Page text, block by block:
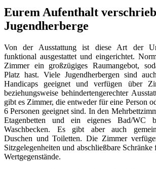
Eurem Aufenthalt
Jugendherberge
Von der Ausstattung ist diese Art der
funktional ausgestattet und eingerichtet.
Zimmer ein großzügiges Raumangebot,
Platz hast. Viele Jugendherbergen sind
Handicaps geeignet und verfügen über
beziehungsweise behindertengerechter
gibt es Zimmer, die entweder für eine Person
6 Personen geeignet sind. In den
Etagenbetten und ein eigenes Bad/WC
Waschbecken. Es gibt aber auch
Duschen und Toiletten. Die Zimmer
Sitzgelegenheiten und abschließbare
Wertgegenstände.